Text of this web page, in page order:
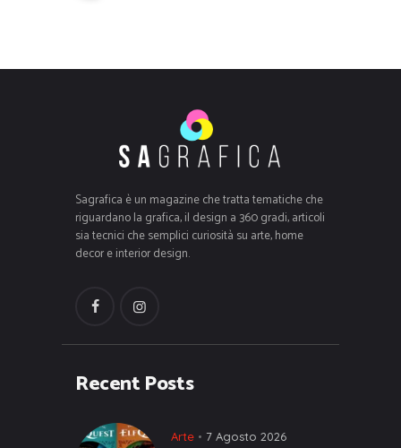
Sagrafica è un magazine che tratta tematiche che
riguardano la grafica, il design a 360 gradi, articoli
sia tecnici che semplici curiosità su arte, home
decor e interior design.
Recent Posts
Arte 7 Agosto 2026